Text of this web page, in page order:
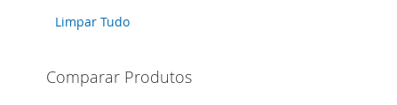
Item
Limpar Tudo
Comparar Produtos